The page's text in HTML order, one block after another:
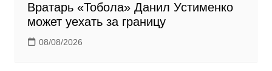
Вратарь «Тобола» Данил Устименко
может уехать за границу
08/08/2026